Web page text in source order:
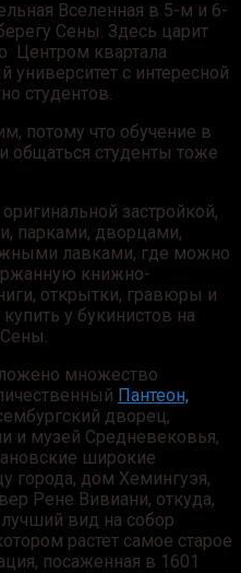
Вселенная в 5-м и 6-
Сены. Здесь царит
Центром квартала
университет с интересной
студентов.
потому что обучение в
общаться студенты тоже
застройкой,
парками, дворцами,
лавками, где можно
книжно-
открытки, гравюры и
у букинистов на
множество
Пантеон,
дворец,
и музей Средневековья,
широкие
города, дом Хемингуэя,
Рене Вивиани, откуда,
вид на собор
растет самое старое
посаженная в 1601